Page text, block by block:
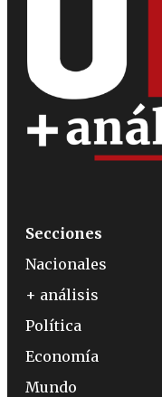
Secciones
Nacionales
+ análisis
Política
Economía
Mundo